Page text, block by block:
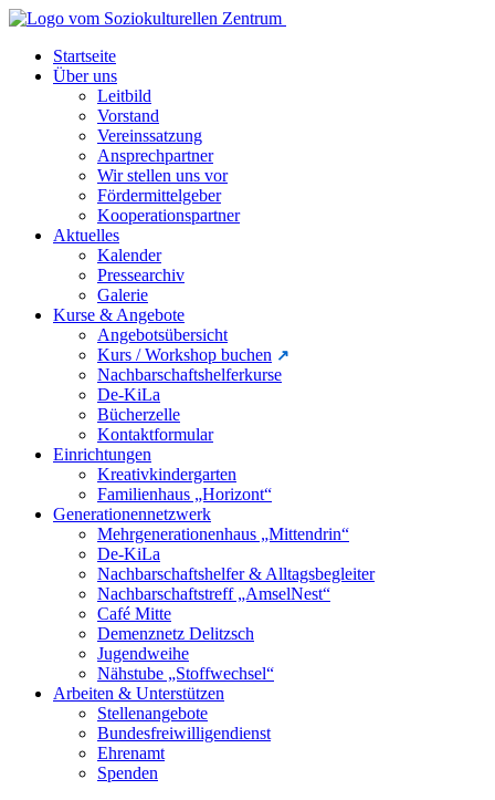
Startseite
Über uns
Leitbild
Vorstand
Vereinssatzung
Ansprechpartner
Wir stellen uns vor
Fördermittelgeber
Kooperationspartner
Aktuelles
Kalender
Pressearchiv
Galerie
Kurse & Angebote
Angebotsübersicht
Kurs / Workshop buchen
Nachbarschaftshelferkurse
De-KiLa
Bücherzelle
Kontaktformular
Einrichtungen
Kreativkindergarten
Familienhaus „Horizont“
Generationennetzwerk
Mehrgenerationenhaus „Mittendrin“
De-KiLa
Nachbarschaftshelfer & Alltagsbegleiter
Nachbarschaftstreff „AmselNest“
Café Mitte
Demenznetz Delitzsch
Jugendweihe
Nähstube „Stoffwechsel“
Arbeiten & Unterstützen
Stellenangebote
Bundesfreiwilligendienst
Ehrenamt
Spenden